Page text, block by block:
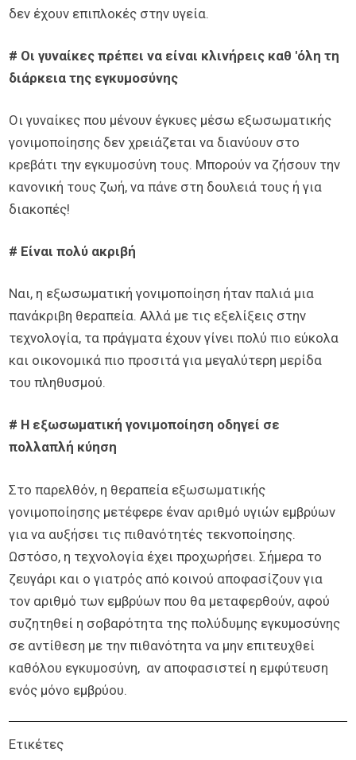
δεν έχουν επιπλοκές στην υγεία.
# Οι γυναίκες πρέπει να είναι κλινήρεις καθ 'όλη τη
διάρκεια της εγκυμοσύνης
Οι γυναίκες που μένουν έγκυες μέσω εξωσωματικής
γονιμοποίησης δεν χρειάζεται να διανύουν στο
κρεβάτι την εγκυμοσύνη τους. Μπορούν να ζήσουν την
κανονική τους ζωή, να πάνε στη δουλειά τους ή για
διακοπές!
# Είναι πολύ ακριβή
Ναι, η εξωσωματική γονιμοποίηση ήταν παλιά μια
πανάκριβη θεραπεία. Αλλά με τις εξελίξεις στην
τεχνολογία, τα πράγματα έχουν γίνει πολύ πιο εύκολα
και οικονομικά πιο προσιτά για μεγαλύτερη μερίδα
του πληθυσμού.
# Η εξωσωματική γονιμοποίηση οδηγεί σε
πολλαπλή κύηση
Στο παρελθόν, η θεραπεία εξωσωματικής
γονιμοποίησης μετέφερε έναν αριθμό υγιών εμβρύων
για να αυξήσει τις πιθανότητές τεκνοποίησης.
Ωστόσο, η τεχνολογία έχει προχωρήσει. Σήμερα το
ζευγάρι και ο γιατρός από κοινού αποφασίζουν για
τον αριθμό των εμβρύων που θα μεταφερθούν, αφού
συζητηθεί η σοβαρότητα της πολύδυμης εγκυμοσύνης
σε αντίθεση με την πιθανότητα να μην επιτευχθεί
καθόλου εγκυμοσύνη, αν αποφασιστεί η εμφύτευση
ενός μόνο εμβρύου.
Ετικέτες